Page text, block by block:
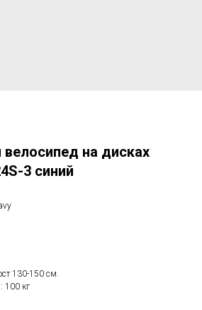
на дисках
3 синий
130-150 см.
100 кг